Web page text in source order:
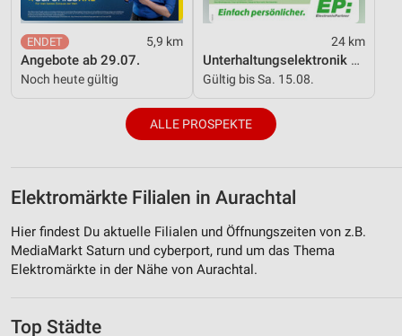
5,9 km
Angebote ab 29.07.
Noch heute gültig
24 km
Unterhaltungselektronik 08/2026
Gültig bis Sa. 15.08.
ALLE PROSPEKTE
Elektromärkte Filialen in Aurachtal
Hier findest Du aktuelle Filialen und Öffnungszeiten von z.B.
MediaMarkt Saturn und cyberport, rund um das Thema
Elektromärkte in der Nähe von Aurachtal.
Top Städte